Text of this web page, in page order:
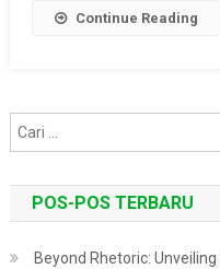
Continue Reading
POS-POS TERBARU
Beyond Rhetoric: